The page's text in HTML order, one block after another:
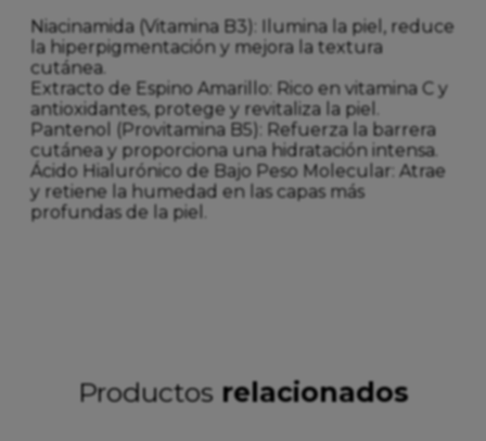
Niacinamida (Vitamina B3): Ilumina la piel, reduce
la hiperpigmentación y mejora la textura
cutánea.
Extracto de Espino Amarillo: Rico en vitamina C y
antioxidantes, protege y revitaliza la piel.
Pantenol (Provitamina B5): Refuerza la barrera
cutánea y proporciona una hidratación intensa.
Ácido Hialurónico de Bajo Peso Molecular: Atrae
y retiene la humedad en las capas más
profundas de la piel.
Productos relacionados